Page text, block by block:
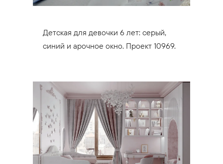
Детская для девочки 6 лет: серый,
синий и арочное окно. Проект 10969.